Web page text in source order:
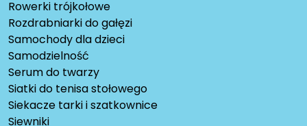
Rowerki trójkołowe
Rozdrabniarki do gałęzi
Samochody dla dzieci
Samodzielność
Serum do twarzy
Siatki do tenisa stołowego
Siekacze tarki i szatkownice
Siewniki